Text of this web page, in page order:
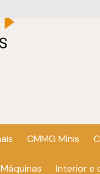
CMMG Minis
Interior e